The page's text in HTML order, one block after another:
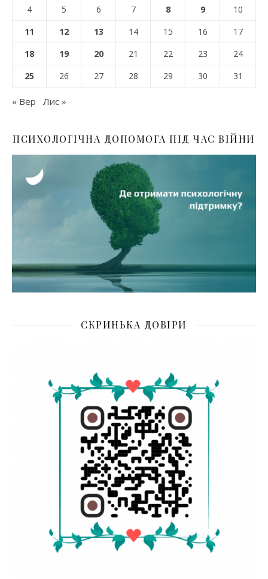
4 5 6 7 8 9
10
11
12 13 14 15 16
17
18
19 20 21 22 23
24
25
26 27 28 29 30 31
« Вер Лис »
ПСИХОЛОГІЧНА ДОПОМОГА ПІД ЧАС ВІЙНИ
СКРИНЬКА ДОВІРИ